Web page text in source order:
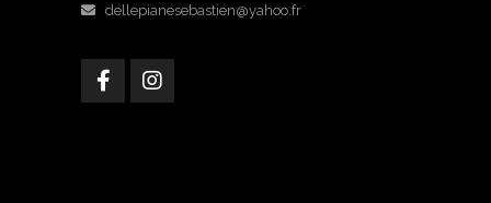
dellepianesebastien@yahoo.fr